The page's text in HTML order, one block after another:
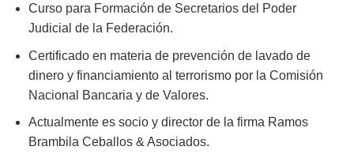
Curso para Formación de Secretarios del Poder
Judicial de la Federación.
Certificado en materia de prevención de lavado de
dinero y financiamiento al terrorismo por la Comisión
Nacional Bancaria y de Valores.
Actualmente es socio y director de la firma Ramos
Brambila Ceballos & Asociados.